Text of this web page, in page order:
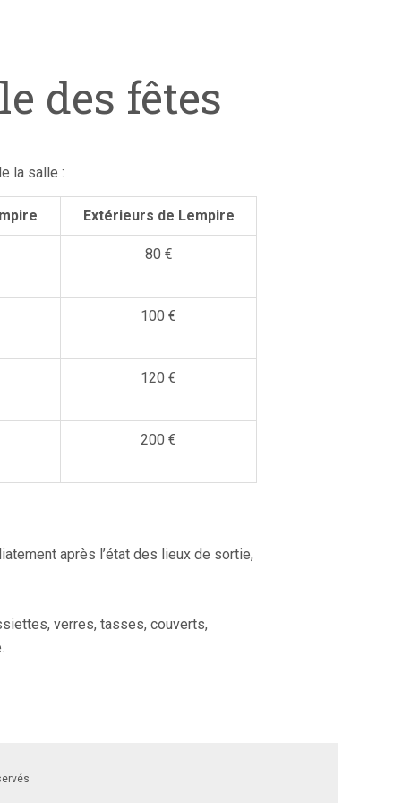
des fêtes
la salle :
Extérieurs de Lempire
80 €
100 €
120 €
200 €
après l’état des lieux de sortie,
verres, tasses, couverts,